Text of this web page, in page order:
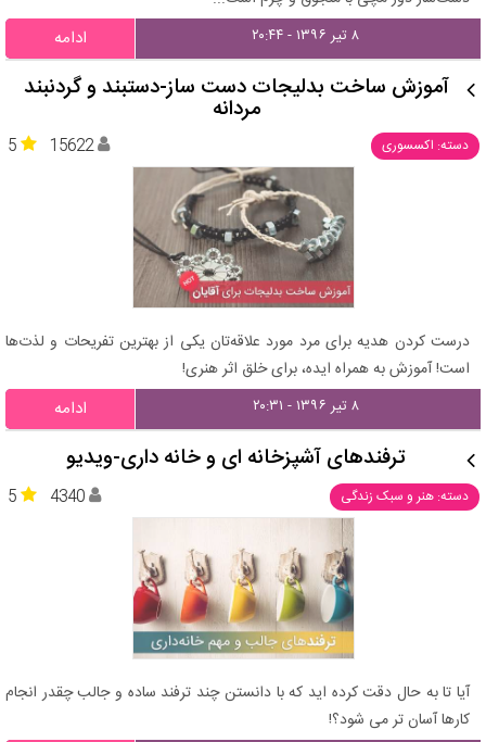
۸ تیر ۱۳۹۶ - ۲۰:۴۴ ادامه
آموزش ساخت بدلیجات دست ساز-دستبند و گردنبند
مردانه
دسته: اکسسوری 5 15622
درست کردن هدیه برای مرد مورد علاقه‌تان یکی از بهترین تفریحات و لذت‌ها
است! آموزش به همراه ایده، برای خلق اثر هنری!
۸ تیر ۱۳۹۶ - ۲۰:۳۱ ادامه
ترفندهای آشپزخانه ای و خانه داری-ویدیو
دسته: هنر و سبک زندگی 5 4340
آیا تا به حال دقت کرده اید که با دانستن چند ترفند ساده و جالب چقدر انجام
کارها آسان تر می شود؟!